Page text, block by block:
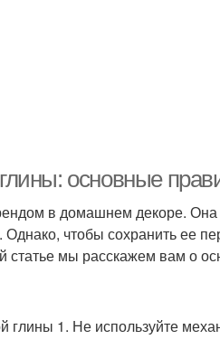
основные
в домашнем декоре.
чтобы сохранить ее
мы расскажем вам о
1. Не используйте